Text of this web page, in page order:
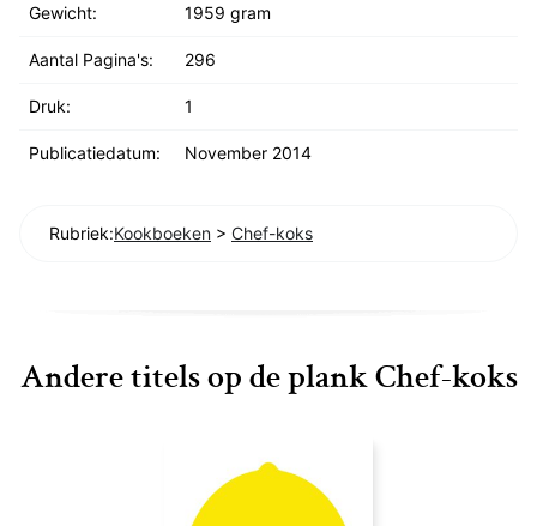
Gewicht: 1959 gram
Aantal Pagina's: 296
Druk: 1
Publicatiedatum: November 2014
Rubriek:Kookboeken > Chef-koks
Andere titels op de plank Chef-koks